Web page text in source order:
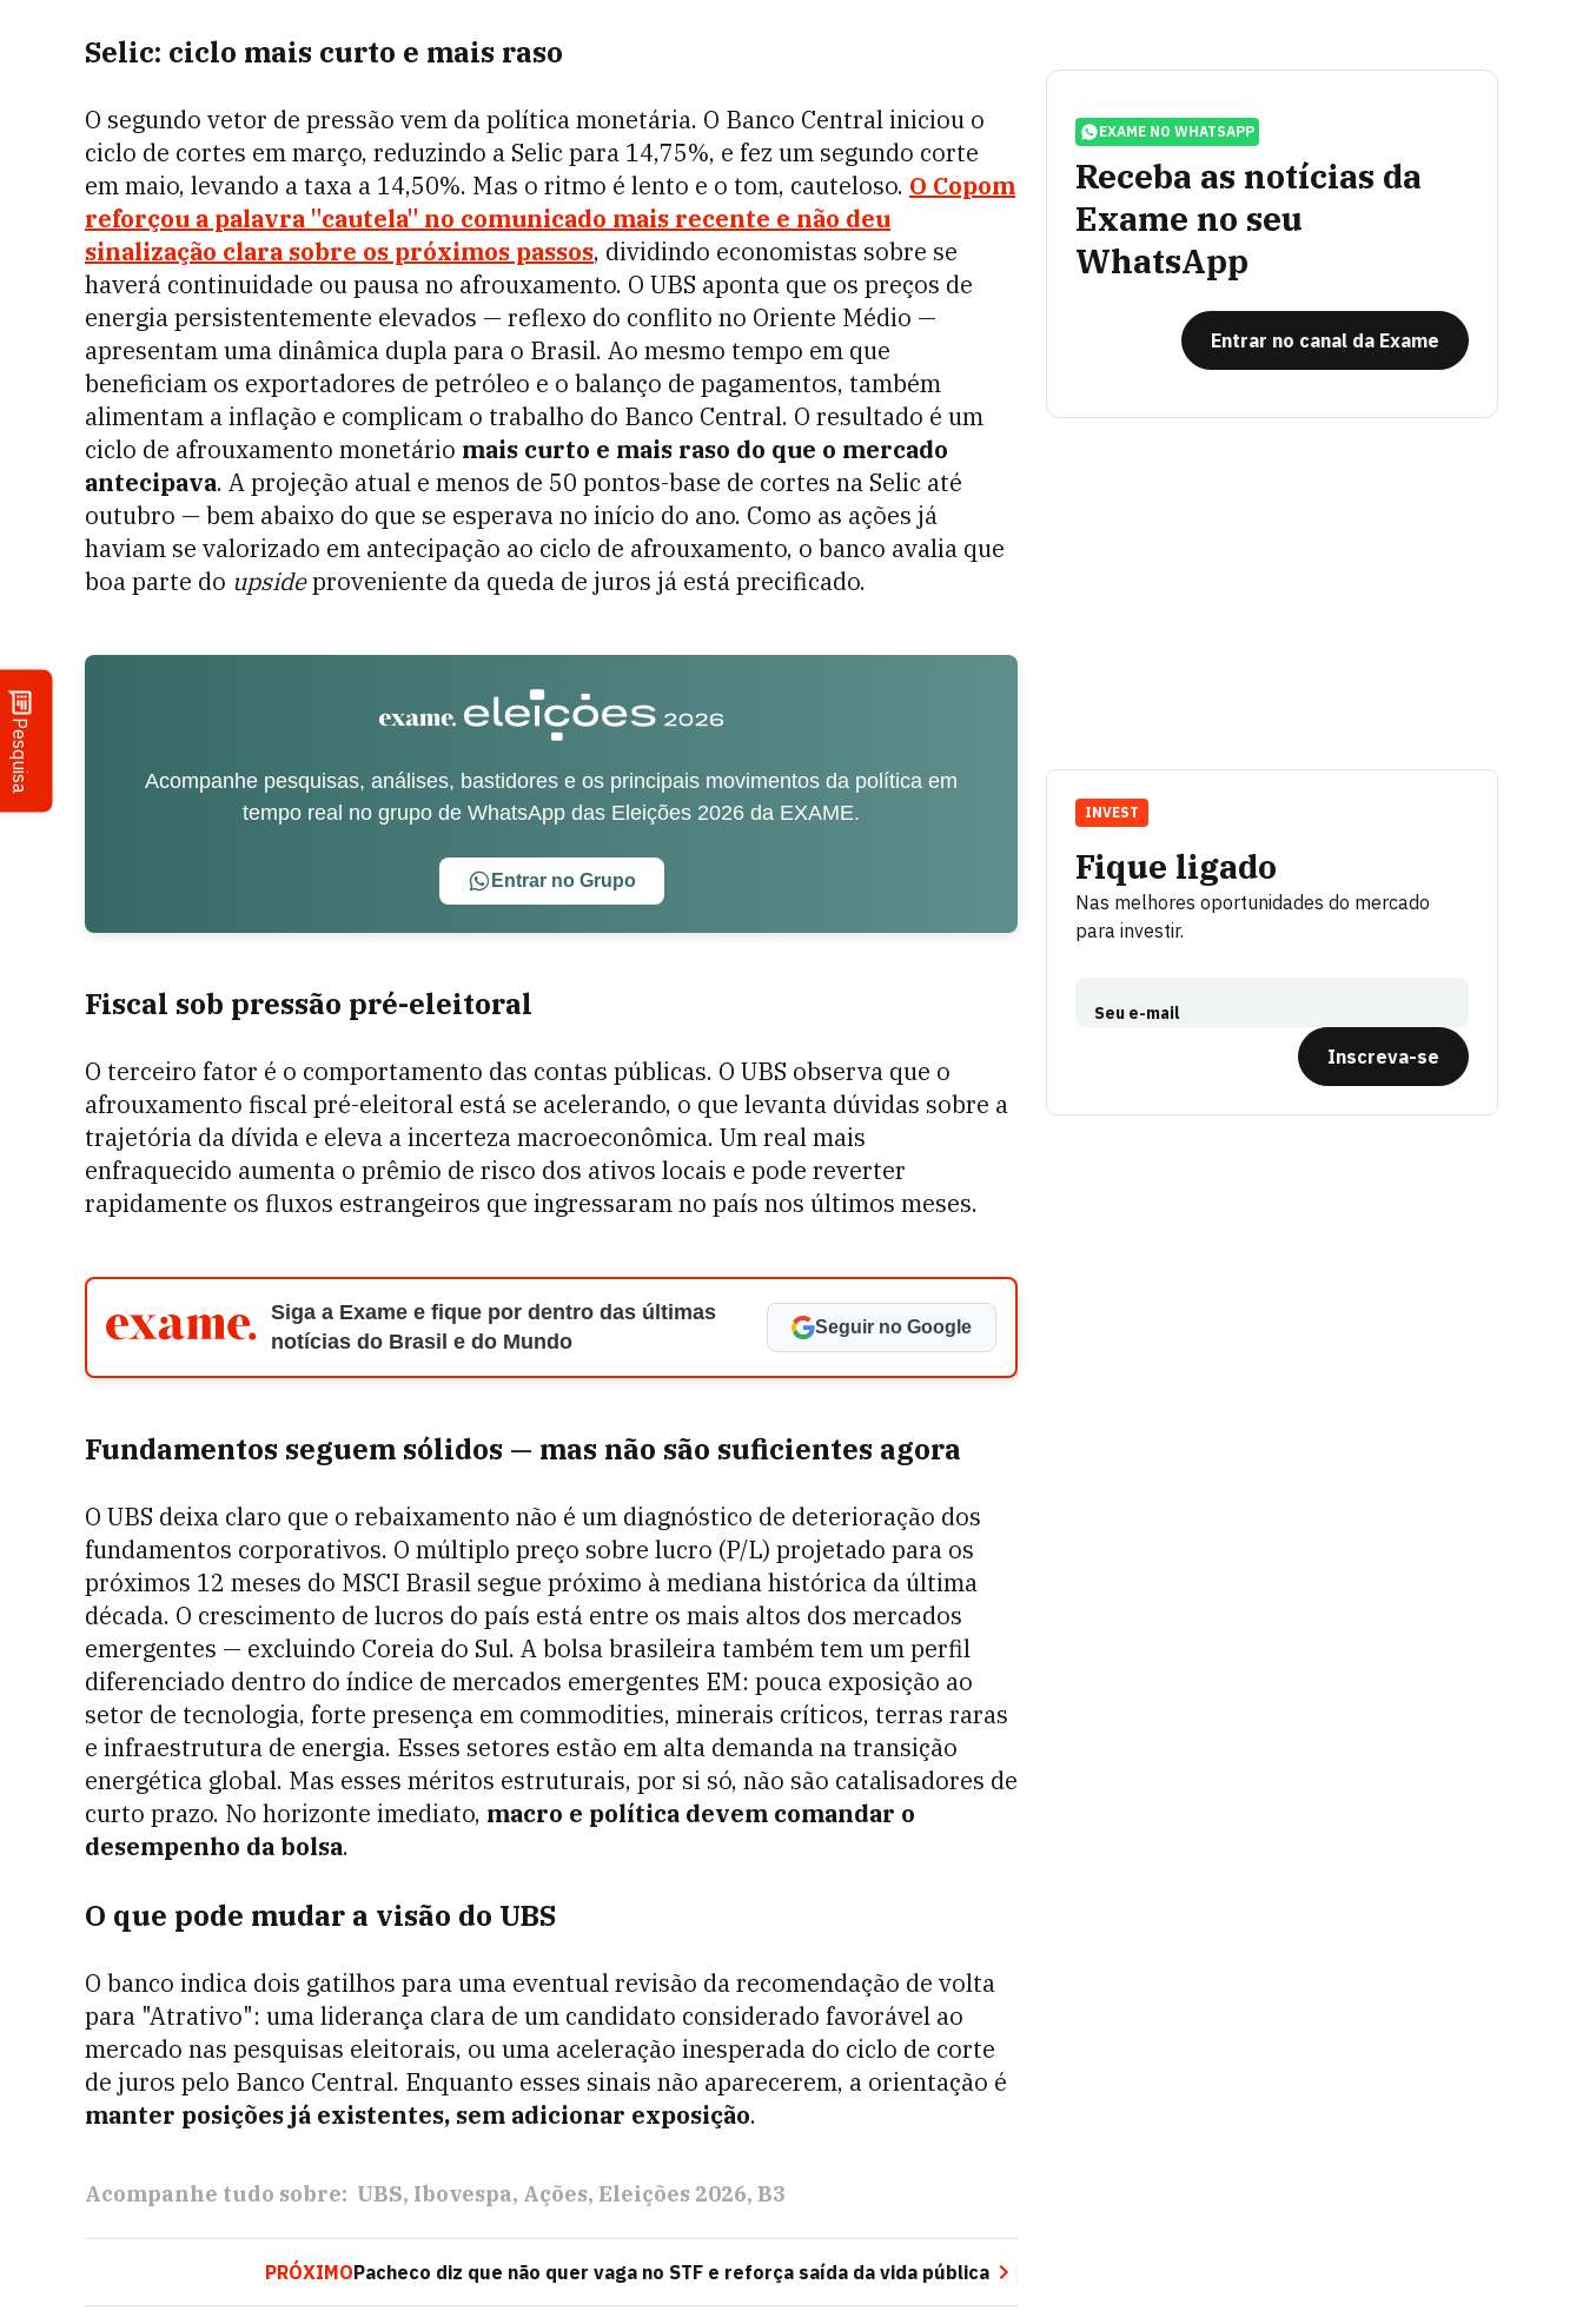
Pesquisa
Selic: ciclo mais curto e mais raso
O segundo vetor de pressão vem da política monetária. O Banco Central iniciou o
ciclo de cortes em março, reduzindo a Selic para 14,75%, e fez um segundo corte
em maio, levando a taxa a 14,50%. Mas o ritmo é lento e o tom, cauteloso. O Copom
reforçou a palavra "cautela" no comunicado mais recente e não deu
sinalização clara sobre os próximos passos, dividindo economistas sobre se
haverá continuidade ou pausa no afrouxamento. O UBS aponta que os preços de
energia persistentemente elevados — reflexo do conflito no Oriente Médio —
apresentam uma dinâmica dupla para o Brasil. Ao mesmo tempo em que
beneficiam os exportadores de petróleo e o balanço de pagamentos, também
alimentam a inflação e complicam o trabalho do Banco Central. O resultado é um
ciclo de afrouxamento monetário mais curto e mais raso do que o mercado
antecipava. A projeção atual e menos de 50 pontos-base de cortes na Selic até
outubro — bem abaixo do que se esperava no início do ano. Como as ações já
haviam se valorizado em antecipação ao ciclo de afrouxamento, o banco avalia que
boa parte do upsideproveniente da queda de juros já está precificado.
Acompanhe pesquisas, análises, bastidores e os principais movimentos da política em
tempo real no grupo de WhatsApp das Eleições 2026 da EXAME.
Entrar no Grupo
Fiscal sob pressão pré-eleitoral
O terceiro fator é o comportamento das contas públicas. O UBS observa que o
afrouxamento fiscal pré-eleitoral está se acelerando, o que levanta dúvidas sobre a
trajetória da dívida e eleva a incerteza macroeconômica. Um real mais
enfraquecido aumenta o prêmio de risco dos ativos locais e pode reverter
rapidamente os fluxos estrangeiros que ingressaram no país nos últimos meses.
Siga a Exame e fique por dentro das últimas
notícias do Brasil e do Mundo
Seguir no Google
Fundamentos seguem sólidos — mas não são suficientes agora
O UBS deixa claro que o rebaixamento não é um diagnóstico de deterioração dos
fundamentos corporativos. O múltiplo preço sobre lucro (P/L) projetado para os
próximos 12 meses do MSCI Brasil segue próximo à mediana histórica da última
década. O crescimento de lucros do país está entre os mais altos dos mercados
emergentes — excluindo Coreia do Sul. A bolsa brasileira também tem um perfil
diferenciado dentro do índice de mercados emergentes EM: pouca exposição ao
setor de tecnologia, forte presença em commodities, minerais críticos, terras raras
e infraestrutura de energia. Esses setores estão em alta demanda na transição
energética global. Mas esses méritos estruturais, por si só, não são catalisadores de
curto prazo. No horizonte imediato, macro e política devem comandar o
desempenho da bolsa.
O que pode mudar a visão do UBS
O banco indica dois gatilhos para uma eventual revisão da recomendação de volta
para "Atrativo": uma liderança clara de um candidato considerado favorável ao
mercado nas pesquisas eleitorais, ou uma aceleração inesperada do ciclo de corte
de juros pelo Banco Central. Enquanto esses sinais não aparecerem, a orientação é
manter posições já existentes, sem adicionar exposição.
Acompanhe tudo sobre: UBS Ibovespa Ações Eleições 2026 B3
PRÓXIMOPacheco diz que não quer vaga no STF e reforça saída da vida pública
EXAME NO WHATSAPP
Receba as notícias da
Exame no seu
WhatsApp
Entrar no canal da Exame
Fique ligado
Nas melhores oportunidades do mercado
para investir.
Seu e-mail
Inscreva-se
INVEST